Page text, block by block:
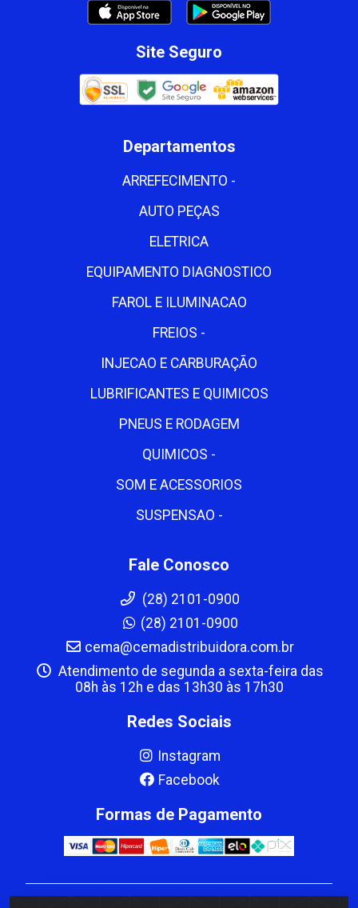
Site Seguro
Departamentos
ARREFECIMENTO -
AUTO PEÇAS
ELETRICA
EQUIPAMENTO DIAGNOSTICO
FAROL E ILUMINACAO
FREIOS -
INJECAO E CARBURAÇÃO
LUBRIFICANTES E QUIMICOS
PNEUS E RODAGEM
QUIMICOS -
SOM E ACESSORIOS
SUSPENSAO -
Fale Conosco
(28) 2101-0900
(28) 2101-0900
cema@cemadistribuidora.com.br
Atendimento de segunda a sexta-feira das
08h às 12h e das 13h30 às 17h30
Redes Sociais
Instagram
Facebook
Formas de Pagamento